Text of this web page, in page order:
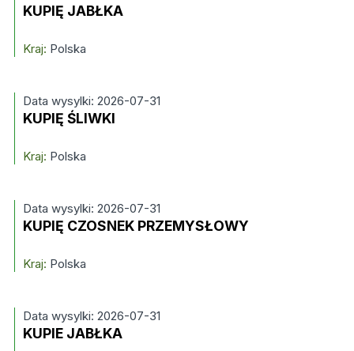
KUPIĘ JABŁKA
Kraj: Polska
Data wysylki: 2026-07-31
KUPIĘ ŚLIWKI
Kraj: Polska
Data wysylki: 2026-07-31
KUPIĘ CZOSNEK PRZEMYSŁOWY
Kraj: Polska
Data wysylki: 2026-07-31
KUPIE JABŁKA